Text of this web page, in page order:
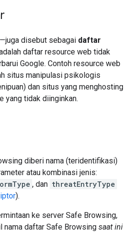
disebut sebagai daftar
daftar resource web tidak
Google. Contoh resource web
situs manipulasi psikologis
dan situs yang menghosting
yang tidak diinginkan.
diberi nama (teridentifikasi)
atau kombinasi jenis:
, dan threatEntryType
).
ke server Safe Browsing,
nama daftar Safe Browsing saat ini